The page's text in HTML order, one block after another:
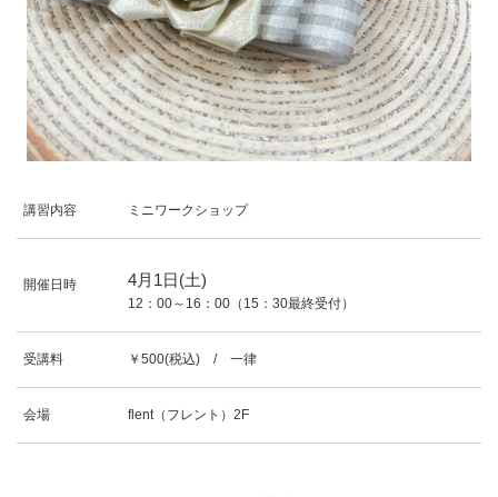
講習内容 ミニワークショップ
開催日時 4月 1日(土)
12：00～16：00（15：30最終受付）
受講料 ￥500(税込) / 一律
会場 flent（フレント）2F